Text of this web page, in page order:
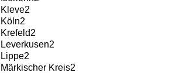
Kleve2
Köln2
Krefeld2
Leverkusen2
Lippe2
Märkischer Kreis2